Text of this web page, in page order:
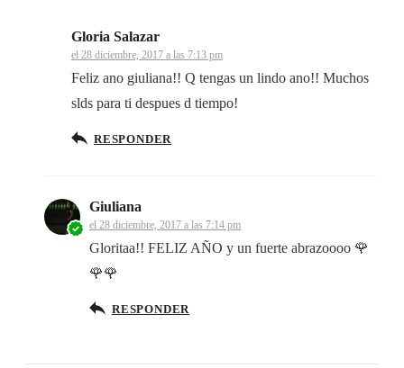
Gloria Salazar
el 28 diciembre, 2017 a las 7:13 pm
Feliz ano giuliana!! Q tengas un lindo ano!! Muchos
slds para ti despues d tiempo!
RESPONDER
Giuliana
el 28 diciembre, 2017 a las 7:14 pm
Gloritaa!! FELIZ AÑO y un fuerte abrazoooo 🌹
🌹🌹
RESPONDER